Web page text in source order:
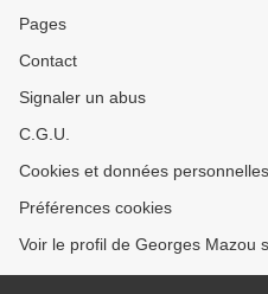
Pages
Contact
Signaler un abus
C.G.U.
Cookies et données personnelles
Préférences cookies
Voir le profil de Georges Mazou